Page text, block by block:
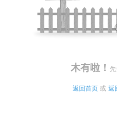
木有啦！
返回首页 或 返